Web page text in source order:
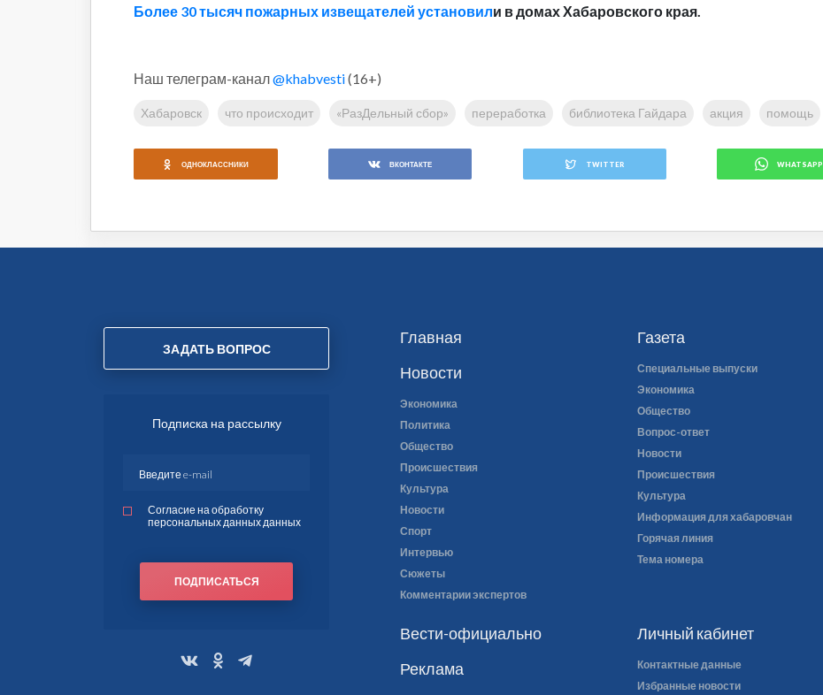
Более 30 тысяч пожарных извещателей установили в домах Хабаровского края.
Наш телеграм-канал@khabvesti(16+)
Хабаровск что происходит «РазДельный сбор» переработка библиотека Гайдара акция помощь
ОДНОКЛАССНИКИ ВКОНТАКТЕ TWITTER WHATSAPP
Личный кабинет
Контактные данные
Избранные новости
Главная
Новости
Экономика
Политика
Общество
Происшествия
Культура
Новости
Спорт
Интервью
Сюжеты
Комментарии экспертов
Газета
Специальные выпуски
Экономика
Общество
Вопрос-ответ
Новости
Происшествия
Культура
Информация для хабаровчан
Горячая линия
Тема номера
Вести-официально
Реклама
ЗАДАТЬ ВОПРОС
Подписка на рассылку
Согласие на обработку
персональных данных данных
ПОДПИСАТЬСЯ